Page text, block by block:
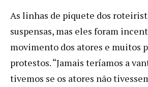
As linhas de piquete dos
suspensas, mas eles foram
movimento dos atores e muitos
protestos. “Jamais teríamos a
tivemos se os atores não